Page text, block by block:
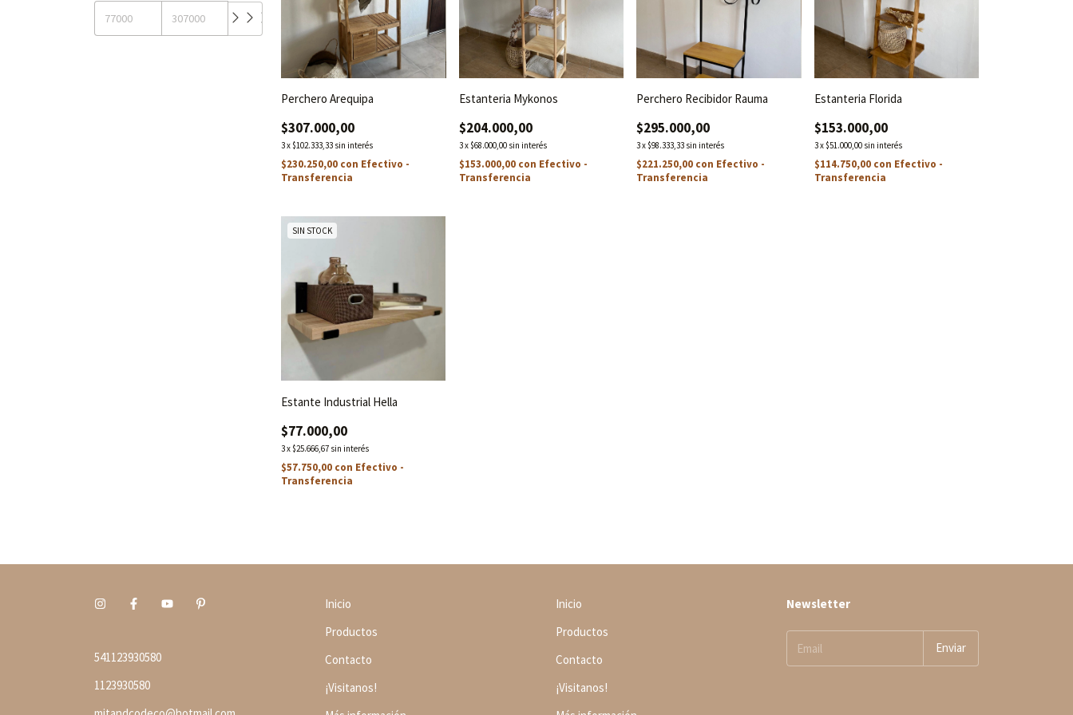
Perchero Arequipa
$307.000,00
3x $102.333,33 sin interés
$230.250,00 con Efectivo -
Transferencia
Estanteria Mykonos
$204.000,00
3x $68.000,00 sin interés
$153.000,00 con Efectivo -
Transferencia
Perchero Recibidor Rauma
$295.000,00
3x $98.333,33 sin interés
$221.250,00 con Efectivo -
Transferencia
Estanteria Florida
$153.000,00
3x $51.000,00 sin interés
$114.750,00 con Efectivo -
Transferencia
SIN STOCK
Estante Industrial Hella
$77.000,00
3x $25.666,67 sin interés
$57.750,00 con Efectivo -
Transferencia
541123930580
1123930580
Inicio
Productos
Contacto
¡Visitanos!
Inicio
Productos
Contacto
¡Visitanos!
Newsletter